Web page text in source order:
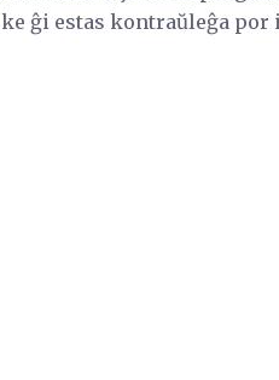
ĝi estas kontraŭleĝa por